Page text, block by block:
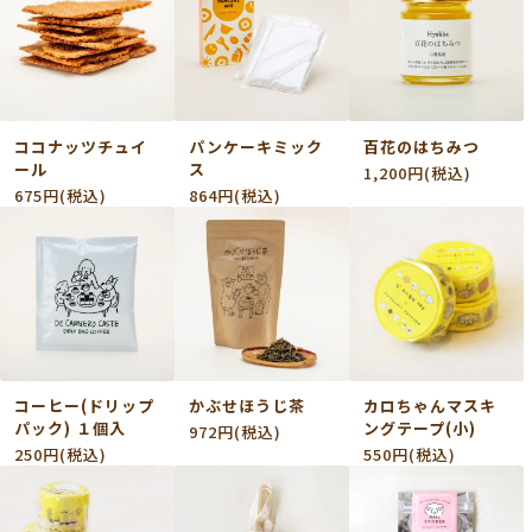
ココナッツチュイ
ール
675円(税込)
パンケーキミック
ス
864円(税込)
百花のはちみつ
1,200円(税込)
コーヒー(ドリップ
パック) １個入
250円(税込)
かぶせほうじ茶
972円(税込)
カロちゃんマスキ
ングテープ(小)
550円(税込)